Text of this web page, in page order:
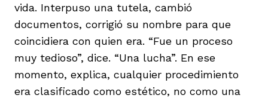
vida. Interpuso una tutela, cambió
documentos, corrigió su nombre para que
coincidiera con quien era. “Fue un proceso
muy tedioso”, dice. “Una lucha”. En ese
momento, explica, cualquier procedimiento
era clasificado como estético, no como una